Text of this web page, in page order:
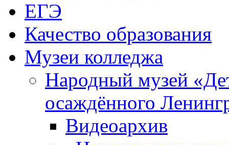
ЕГЭ
Качество образования
Музеи колледжа
Народный музей
осаждённого
Видеоархив